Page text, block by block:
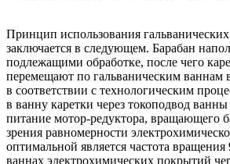
Принцип использования
заключается в следующем. Барабан
подлежащими обработке, после чего
перемещают по гальваническим ваннам
в соответствии с технологическим
в ванну каретки через токоподвод ванны
питание мотор-редуктора, вращающего
зрения равномерности
оптимальной является частота
ваннах электрохимических покрытий